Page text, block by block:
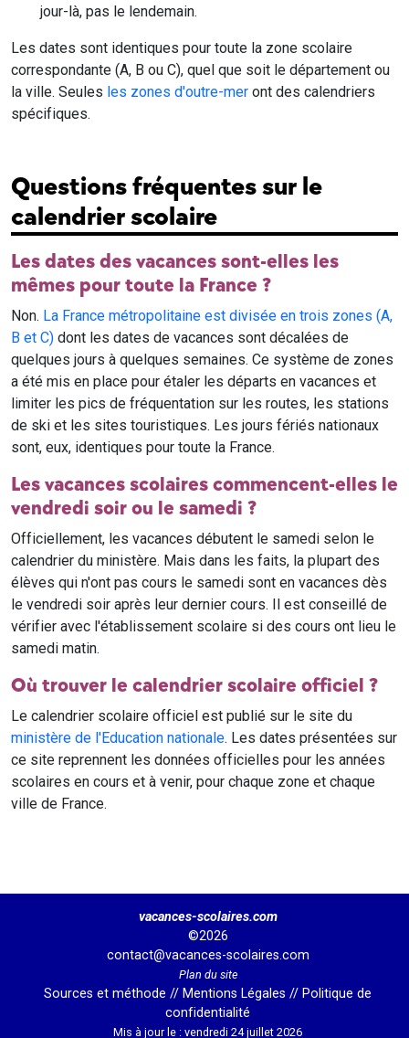
jour-là, pas le lendemain.
Les dates sont identiques pour toute la zone scolaire
correspondante (A, B ou C), quel que soit le département ou
la ville. Seules les zones d'outre-mer ont des calendriers
spécifiques.
Questions fréquentes sur le
calendrier scolaire
Les dates des vacances sont-elles les
mêmes pour toute la France ?
Non. La France métropolitaine est divisée en trois zones (A,
B et C) dont les dates de vacances sont décalées de
quelques jours à quelques semaines. Ce système de zones
a été mis en place pour étaler les départs en vacances et
limiter les pics de fréquentation sur les routes, les stations
de ski et les sites touristiques. Les jours fériés nationaux
sont, eux, identiques pour toute la France.
Les vacances scolaires commencent-elles le
vendredi soir ou le samedi ?
Officiellement, les vacances débutent le samedi selon le
calendrier du ministère. Mais dans les faits, la plupart des
élèves qui n'ont pas cours le samedi sont en vacances dès
le vendredi soir après leur dernier cours. Il est conseillé de
vérifier avec l'établissement scolaire si des cours ont lieu le
samedi matin.
Où trouver le calendrier scolaire officiel ?
Le calendrier scolaire officiel est publié sur le site du
ministère de l'Education nationale. Les dates présentées sur
ce site reprennent les données officielles pour les années
scolaires en cours et à venir, pour chaque zone et chaque
ville de France.
vacances-scolaires.com
©2026
contact@vacances-scolaires.com
Plan du site
Sources et méthode // Mentions Légales // Politique de
confidentialité
Mis à jour le : vendredi 24 juillet 2026